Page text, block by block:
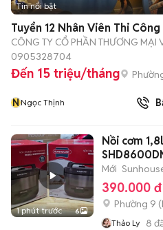
Tin nổi bật
Tuyển 12 Nhân Viên Thi
CÔNG TY CỔ PHẦN THƯƠNG MẠI
0905328704
Đến 15 triệu/tháng
NNgọc Thịnh
1 phút trước 6
Nồi cơm
Mới
390.000 đ
Phường 9 (
Thảo Ly 8